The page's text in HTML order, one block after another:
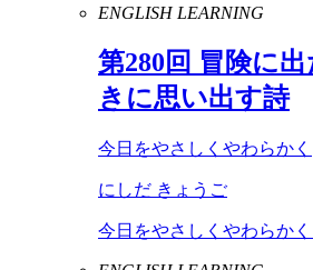
ENGLISH LEARNING
第280回 冒険に
きに思い出す詩
今日をやさしくやわらかく
にしだ きょうご
今日をやさしくやわらか